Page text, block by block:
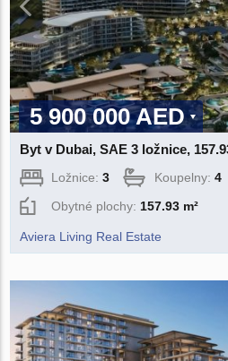
5 900 000 AED
Byt v Dubai, SAE 3 ložnice,
Ložnice:3 Koupelny:4
Obytné plochy: 157.93 m²
Aviera Living Real Estate